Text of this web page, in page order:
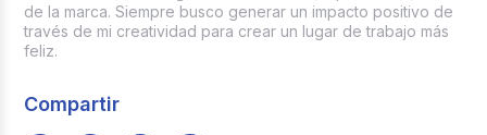
de la marca. Siempre busco generar un impacto positivo de
través de mi creatividad para crear un lugar de trabajo más
feliz.
Compartir